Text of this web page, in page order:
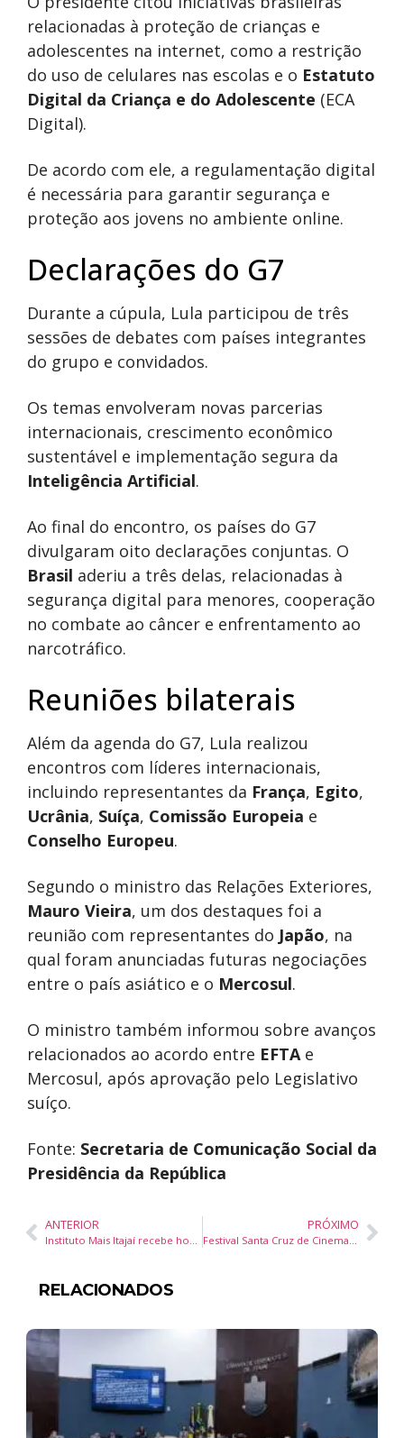
relacionadas à proteção de crianças e
adolescentes na internet, como a restrição
do uso de celulares nas escolas e o Estatuto
Digital da Criança e do Adolescente (ECA
Digital).
De acordo com ele, a regulamentação digital
é necessária para garantir segurança e
proteção aos jovens no ambiente online.
Declarações do G7
Durante a cúpula, Lula participou de três
sessões de debates com países integrantes
do grupo e convidados.
Os temas envolveram novas parcerias
internacionais, crescimento econômico
sustentável e implementação segura da
Inteligência Artificial.
Ao final do encontro, os países do G7
divulgaram oito declarações conjuntas. O
Brasil aderiu a três delas, relacionadas à
segurança digital para menores, cooperação
no combate ao câncer e enfrentamento ao
narcotráfico.
Reuniões bilaterais
Além da agenda do G7, Lula realizou
encontros com líderes internacionais,
incluindo representantes da França, Egito,
Ucrânia, Suíça, Comissão Europeia e
Conselho Europeu.
Segundo o ministro das Relações Exteriores,
Mauro Vieira, um dos destaques foi a
reunião com representantes do Japão, na
qual foram anunciadas futuras negociações
entre o país asiático e o Mercosul.
O ministro também informou sobre avanços
relacionados ao acordo entre EFTAe
Mercosul, após aprovação pelo Legislativo
suíço.
Fonte: Secretaria de Comunicação Social da
Presidência da República
ANTERIOR
Instituto Mais Itajaí recebe homenagem por investimentos em projetos estruturantes para o município
PRÓXIMO
Festival Santa Cruz de Cinema reúne cineastas, homenagens e debates sobre o audiovisual brasileiro no Rio Grande do Sul
RELACIONADOS